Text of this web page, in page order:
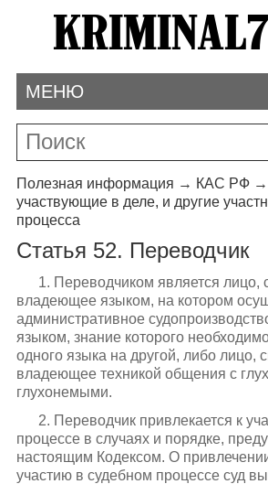
МЕНЮ
Полезная информация → КАС РФ→
участвующие в деле, и другие
процесса
Статья 52. Переводчик
1. Переводчиком является лицо,
владеющее языком, на котором
административное
языком, знание которого
одного языка на другой, либо лицо,
владеющее техникой общения с
глухонемыми.
2. Переводчик привлекается к
процессе в случаях и порядке,
настоящим Кодексом. О
участию в судебном процессе суд